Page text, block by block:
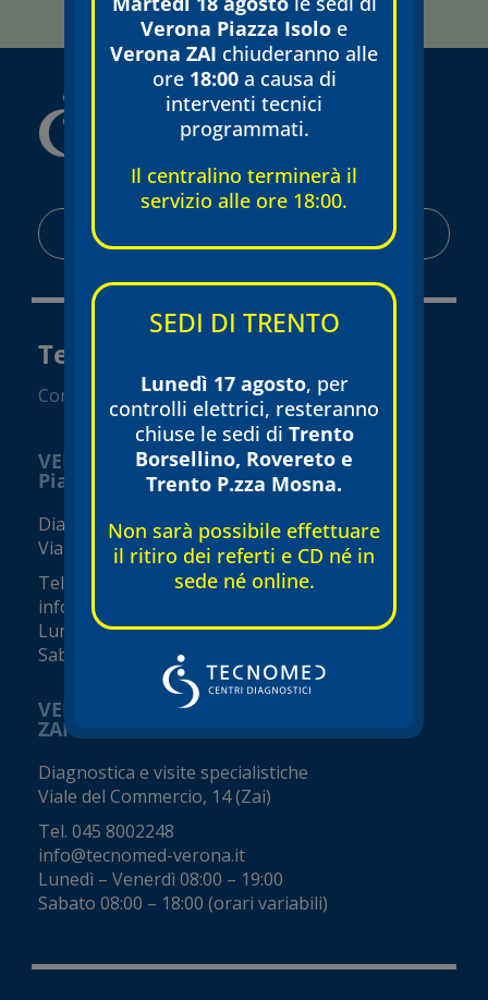
con la prescrizione di trattamenti e terapie.
Tecnomed Verona Srl
Convenzionato SSN
VERONA
Piazza Isolo
Diagnostica e visite specialistiche
Via Seghe San Tomaso, 17
Tel.
info@tecnomed-verona.it
Lunedì – Venerdì 08:00 – 19:00
Sabato 08:00 – 16:00 (orari variabili)
VERONA
ZAI - Viale del Commercio
Diagnostica e visite specialistiche
Viale del Commercio, 14 (Zai)
Tel. 045 8002248
info@tecnomed-verona.it
Lunedì – Venerdì 08:00 – 19:00
Sabato 08:00 – 18:00 (orari variabili)
Verona Piazza Isolo e
Verona ZAI chiuderanno alle
ore 18:00a causa di
interventi tecnici
programmati.
Il centralino terminerà il
servizio alle ore 18:00.
SEDI DI TRENTO
Lunedì 17 agosto, per
controlli elettrici, resteranno
chiuse le sedi di Trento
Borsellino, Rovereto e
Trento P.zza Mosna.
Non sarà possibile effettuare
il ritiro dei referti e CD né in
sede né online.